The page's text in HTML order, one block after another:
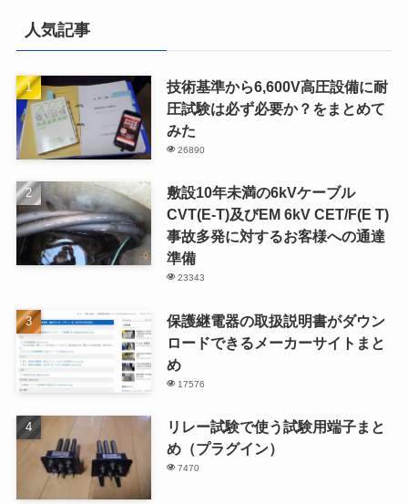
人気記事
技術基準から6,600V高圧設備に耐
圧試験は必ず必要か？をまとめて
みた
26890
敷設10年未満の6kVケーブル
CVT(E-T)及びEM 6kV CET/F(E T)
事故多発に対するお客様への通達
準備
23343
保護継電器の取扱説明書がダウン
ロードできるメーカーサイトまと
め
17576
リレー試験で使う試験用端子まと
め（プラグイン）
7470